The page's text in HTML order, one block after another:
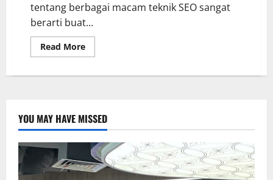
tentang berbagai macam teknik SEO sangat
berarti buat...
Read More
YOU MAY HAVE MISSED